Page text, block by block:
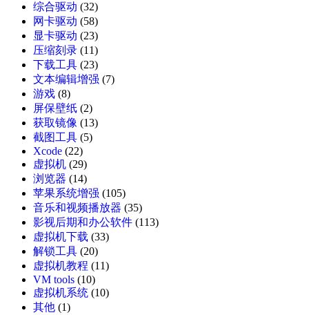
综合驱动 (32)
网卡驱动 (58)
显卡驱动 (23)
压缩刻录 (11)
下载工具 (23)
文本编辑增强 (7)
游戏 (8)
屏保壁纸 (2)
获取镜像 (13)
截图工具 (5)
Xcode (22)
虚拟机 (29)
浏览器 (14)
苹果系统增强 (105)
音乐和视频播放器 (35)
影视后期和办公软件 (113)
虚拟机下载 (33)
解锁工具 (20)
虚拟机教程 (11)
VM tools (10)
虚拟机系统 (10)
其他 (1)